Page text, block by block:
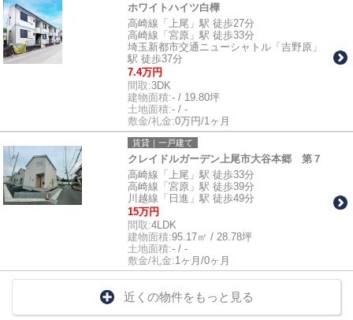
ホワイトハイツ白樺
高崎線「上尾」駅 徒歩27分
高崎線「宮原」駅 徒歩33分
埼玉新都市交通ニューシャトル「吉野原」
駅 徒歩37分
7.4万円
間取:3DK
建物面積:- / 19.80坪
土地面積:- / -
敷金/礼金:0万円/1ヶ月
賃貸｜一戸建て
クレイドルガーデン上尾市大谷本郷 第７
高崎線「上尾」駅 徒歩33分
高崎線「宮原」駅 徒歩39分
川越線「日進」駅 徒歩49分
15万円
間取:4LDK
建物面積:95.17㎡ / 28.78坪
土地面積:- / -
敷金/礼金:1ヶ月/0ヶ月
近くの物件をもっと見る